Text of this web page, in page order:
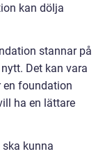
kan dölja
stannar på
Det kan vara
en foundation
ha en lättare
kunna